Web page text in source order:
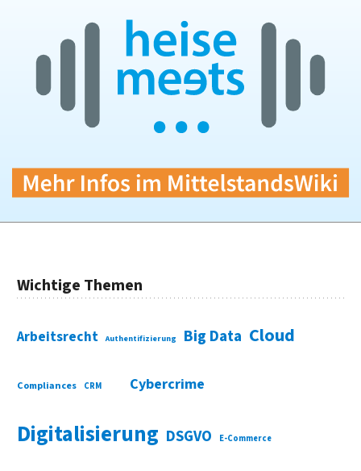
Wichtige Themen
Arbeitsrecht Authentifizierung Big Data Cloud
Compliances CRM Cybercrime
Digitalisierung DSGVO E-Commerce